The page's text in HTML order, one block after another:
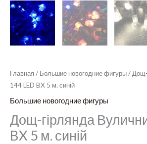
Главная / Большие новогодние фигуры/ Дощ-
144 LED BX 5 м. синій
Большие новогодние фигуры
Дощ-гірлянда
BX 5 м. синій